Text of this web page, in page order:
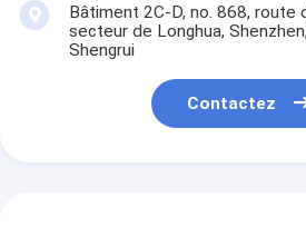
Bâtiment 2C-D, no. 868, route
secteur de Longhua,
Shengrui
Contactez